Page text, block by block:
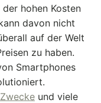
hohen Kosten
davon nicht
auf der Welt
zu haben.
Smartphones
und viele